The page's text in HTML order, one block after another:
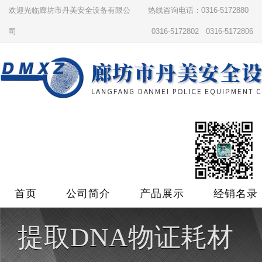
欢迎光临廊坊市丹美安全设备有限公
司
热线咨询电话：0316-5172880
0316-5172802 0316-5172806
首页 公司简介 产品展示 经销名录
提取DNA物证耗材